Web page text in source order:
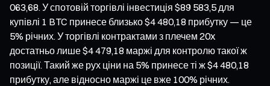
063,68. У спотовій торгівлі інвестиція $89 583,5 для
купівлі 1 BTC принесе близько $4 480,18 прибутку — це
5% річних. У торгівлі контрактами з плечем 20x
достатньо лише $4 479,18 маржі для контролю такої ж
позиції. Такий же рух ціни на 5% принесе ті ж $4 480,18
прибутку, але відносно маржі це вже 100% річних.